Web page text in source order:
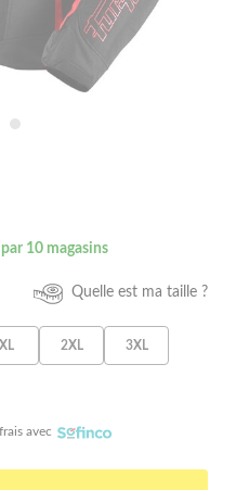
10 magasins
Quelle est ma taille ?
XL 2XL 3XL
avec